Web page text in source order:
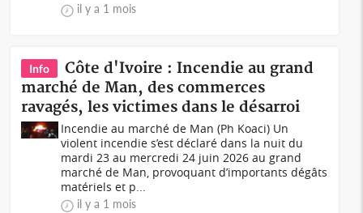
il y a 1 mois
Info
Côte d'Ivoire : Incendie au grand
marché de Man, des commerces
ravagés, les victimes dans le désarroi
Incendie au marché de Man (Ph Koaci) Un
violent incendie s’est déclaré dans la nuit du
mardi 23 au mercredi 24 juin 2026 au grand
marché de Man, provoquant d’importants dégâts
matériels et p...
il y a 1 mois